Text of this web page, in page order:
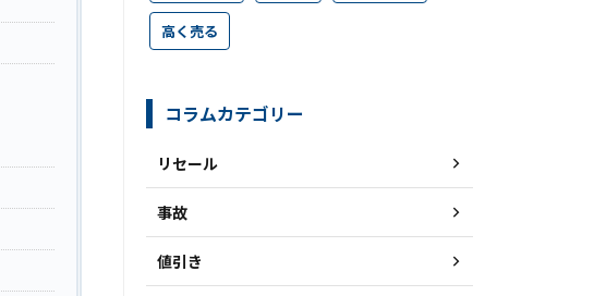
高く売る
コラムカテゴリー
リセール
事故
値引き